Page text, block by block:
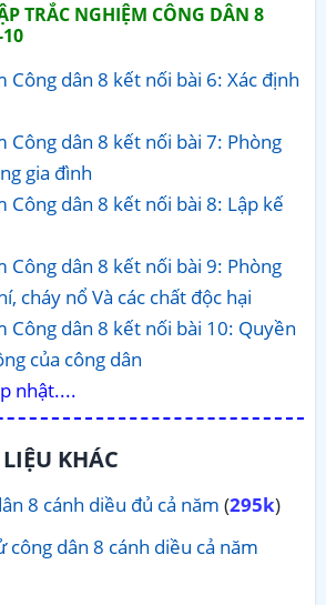
TRẮC NGHIỆM CÔNG DÂN 8
Công dân 8 kết nối bài 6: Xác định
Công dân 8 kết nối bài 7: Phòng
gia đình
Công dân 8 kết nối bài 8: Lập kế
Công dân 8 kết nối bài 9: Phòng
cháy nổ Và các chất độc hại
Công dân 8 kết nối bài 10: Quyền
của công dân
nhật....
KHÁC
8 cánh diều đủ cả năm (295k)
công dân 8 cánh diều cả năm